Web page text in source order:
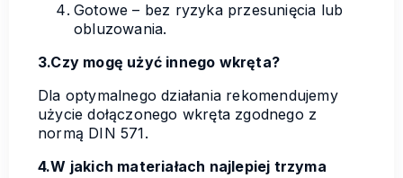
Gotowe – bez ryzyka przesunięcia lub
obluzowania.
3.Czy mogę użyć innego wkręta?
Dla optymalnego działania rekomendujemy
użycie dołączonego wkręta zgodnego z
normą DIN 571.
4.W jakich materiałach najlepiej trzyma